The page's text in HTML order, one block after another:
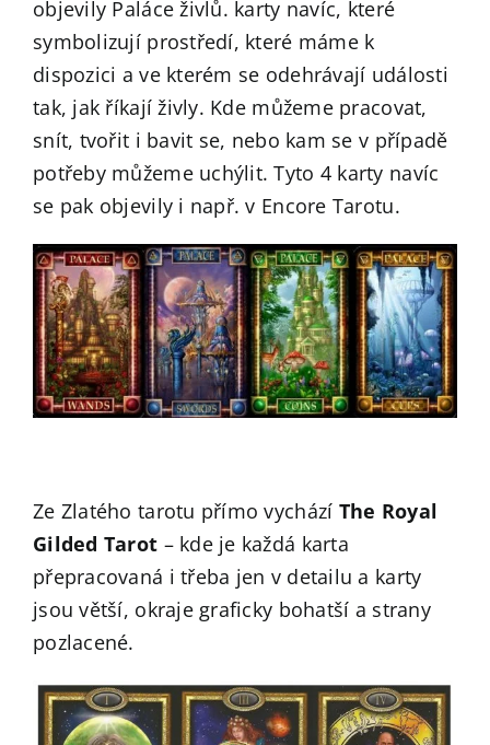
objevily Paláce živlů. karty navíc, které
symbolizují prostředí, které máme k
dispozici a ve kterém se odehrávají události
tak, jak říkají živly. Kde můžeme pracovat,
snít, tvořit i bavit se, nebo kam se v případě
potřeby můžeme uchýlit. Tyto 4 karty navíc
se pak objevily i např. v Encore Tarotu.
Ze Zlatého tarotu přímo vychází The Royal
Gilded Tarot – kde je každá karta
přepracovaná i třeba jen v detailu a karty
jsou větší, okraje graficky bohatší a strany
pozlacené.